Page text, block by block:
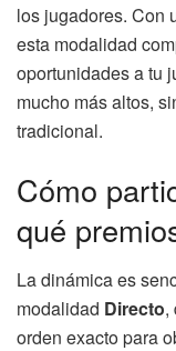
los jugadores. Con
esta modalidad
oportunidades a tu
mucho más altos,
tradicional.
Cómo
qué
La dinámica es
modalidad Directo,
orden exacto para